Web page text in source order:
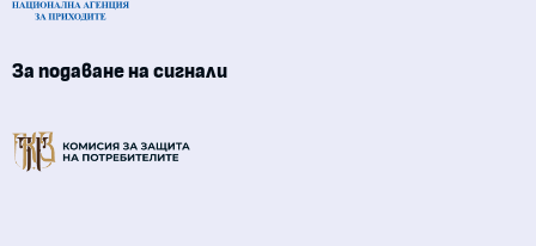
За подаване на сигнали